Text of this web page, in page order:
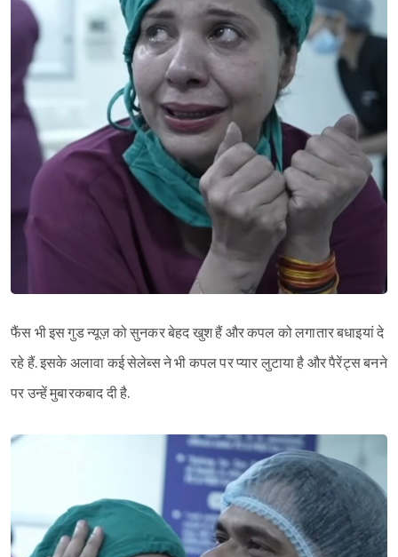
फैंस भी इस गुड न्यूज़ को सुनकर बेहद खुश हैं और कपल को लगातार बधाइयां दे
रहे हैं. इसके अलावा कई सेलेब्स ने भी कपल पर प्यार लुटाया है और पैरेंट्स बनने
पर उन्हें मुबारकबाद दी है.